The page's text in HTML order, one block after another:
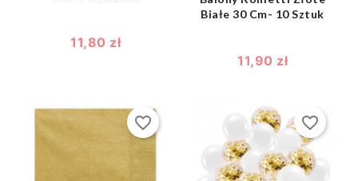
11,80 zł
Białe 30 Cm- 10 Sztuk
11,90 zł

favorite_border
shopping_bag 
favorite_border